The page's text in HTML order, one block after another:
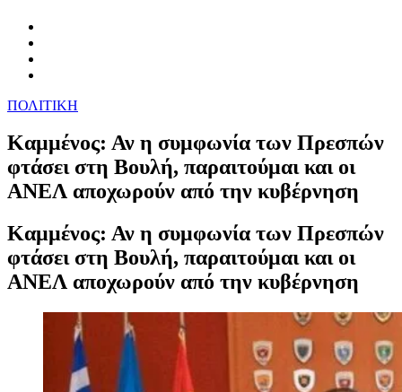
ΠΟΛΙΤΙΚΗ
Καμμένος: Αν η συμφωνία των Πρεσπών
φτάσει στη Βουλή, παραιτούμαι και οι
ΑΝΕΛ αποχωρούν από την κυβέρνηση
Καμμένος: Αν η συμφωνία των Πρεσπών
φτάσει στη Βουλή, παραιτούμαι και οι
ΑΝΕΛ αποχωρούν από την κυβέρνηση